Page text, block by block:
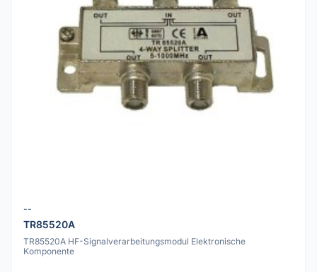
--
TR85520A
TR85520A HF-Signalverarbeitungsmodul Elektronische
Komponente